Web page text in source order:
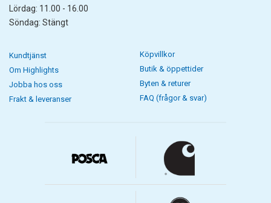
Lördag: 11.00 - 16.00
Söndag: Stängt
Kundtjänst
Om Highlights
Jobba hos oss
Frakt & leveranser
Köpvillkor
Butik & öppettider
Byten & returer
FAQ (frågor & svar)